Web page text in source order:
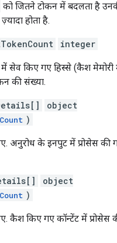
को जितने टोकन में बदलता है
होता है.
integer
में सेव किए गए हिस्से (कैश
की संख्या.
object
)
अनुरोध के इनपुट में प्रोसेस की
object
)
कैश किए गए कॉन्टेंट में प्रोसेस